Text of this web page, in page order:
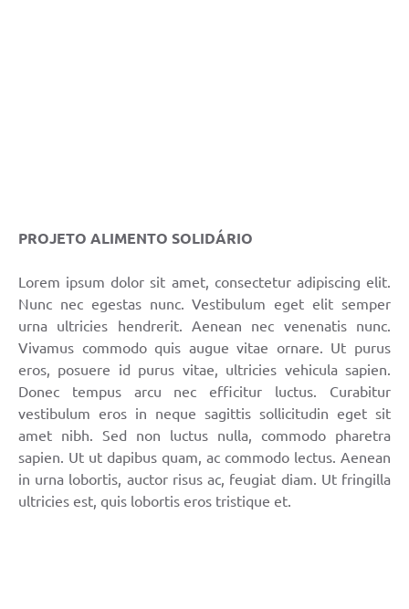
PROJETO ALIMENTO SOLIDÁRIO
Lorem ipsum dolor sit amet, consectetur adipiscing elit.
Nunc nec egestas nunc. Vestibulum eget elit semper
urna ultricies hendrerit. Aenean nec venenatis nunc.
Vivamus commodo quis augue vitae ornare. Ut purus
eros, posuere id purus vitae, ultricies vehicula sapien.
Donec tempus arcu nec efficitur luctus. Curabitur
vestibulum eros in neque sagittis sollicitudin eget sit
amet nibh. Sed non luctus nulla, commodo pharetra
sapien. Ut ut dapibus quam, ac commodo lectus. Aenean
in urna lobortis, auctor risus ac, feugiat diam. Ut fringilla
ultricies est, quis lobortis eros tristique et.